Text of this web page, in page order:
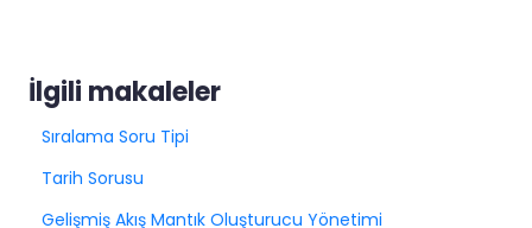
İlgili makaleler
Sıralama Soru Tipi
Tarih Sorusu
Gelişmiş Akış Mantık Oluşturucu Yönetimi